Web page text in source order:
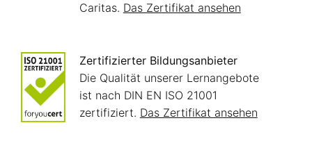
Caritas. Das Zertifikat ansehen
Zertifizierter Bildungsanbieter
Die Qualität unserer Lernangebote
ist nach DIN EN ISO 21001
zertifiziert. Das Zertifikat ansehen